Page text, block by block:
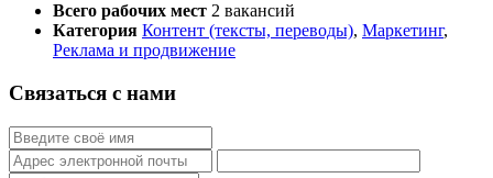
Всего рабочих мест 2 вакансий
Категория Контент (тексты, переводы), Маркетинг,
Реклама и продвижение
Связаться с нами